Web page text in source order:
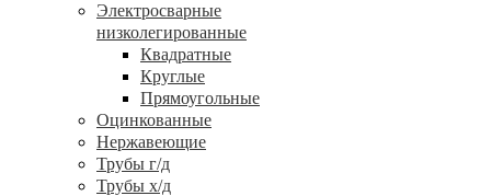
Электросварные
низколегированные
Квадратные
Круглые
Прямоугольные
Оцинкованные
Нержавеющие
Трубы г/д
Трубы х/д